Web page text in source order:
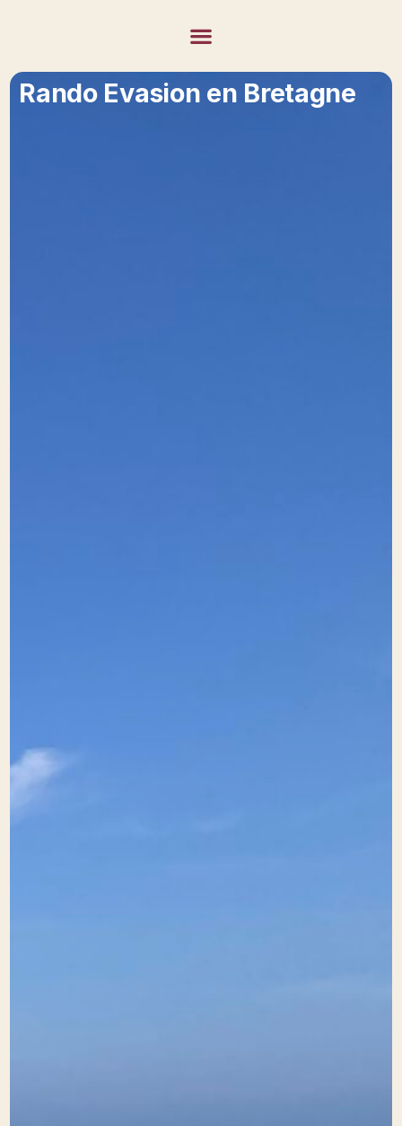
Rando Evasion en Bretagne